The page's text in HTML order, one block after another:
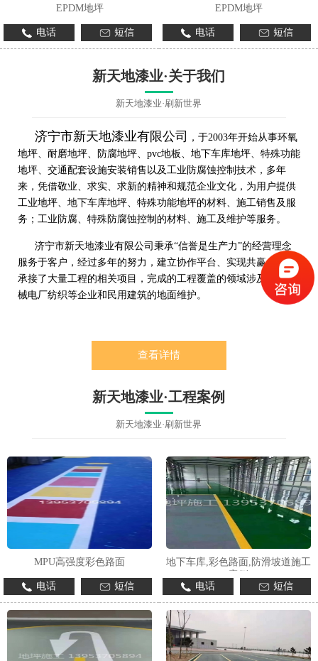
EPDM地坪
电话 短信
EPDM地坪
电话 短信
新天地漆业·关于我们
新天地漆业·刷新世界
济宁市新天地漆业有限公司
，于2003年开始从事环氧
地坪、耐磨地坪、防腐地坪、pvc地板、地下车库地坪、特殊功能
地坪、交通配套设施安装销售以及工业防腐蚀控制技术，多年
来，凭借敬业、求实、求新的精神和规范企业文化，为用户提供
工业地坪、地下车库地坪、特殊功能地坪的材料、施工销售及服
务；工业防腐、特殊防腐蚀控制的材料、施工及维护等服务。
济宁市新天地漆业有限公司秉承“信誉是生产力”的经营理念
服务于客户，经过多年的努力，建立协作平台、实现共赢，先后
承接了大量工程的相关项目，完成的工程覆盖的领域涉及工程机
械电厂纺织等企业和民用建筑的地面维护。
查看详情
新天地漆业·工程案例
新天地漆业·刷新世界
MPU高强度彩色路面
电话 短信
地下车库,彩色路面,防滑坡道施工
电话
短信